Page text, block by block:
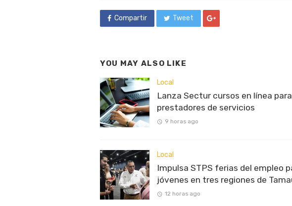
Compartir Tweet
YOU MAY ALSO LIKE
Local
Lanza Sectur cursos en línea para
prestadores de servicios
9 horas ago
Local
Impulsa STPS ferias del empleo
jóvenes en tres regiones de
12 horas ago